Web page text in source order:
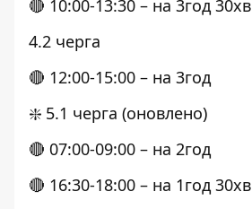
🔴 10:00-13:30 – на 3год 30хв
4.2 черга
🔴 12:00-15:00 – на 3год
❇️ 5.1 черга (оновлено)
🔴 07:00-09:00 – на 2год
🔴 16:30-18:00 – на 1год 30хв